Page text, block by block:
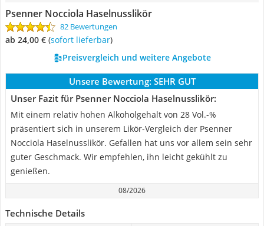
Psenner Nocciola Haselnusslikör
82 Bewertungen
ab 24,00 € ( Sofort lieferbar)
Preisvergleich und weitere Angebote
Unsere Bewertung: SEHR GUT
Unser Fazit für Psenner Nocciola Haselnusslikör:
Mit einem relativ hohen Alkoholgehalt von 28 Vol.-%
präsentiert sich in unserem Likör-Vergleich der Psenner
Nocciola Haselnusslikör. Gefallen hat uns vor allem sein sehr
guter Geschmack. Wir empfehlen, ihn leicht gekühlt zu
genießen.
08/2026
Technische Details